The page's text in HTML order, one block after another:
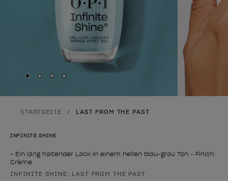
Skip to slide
Skip to slide
Skip to slide
Skip to slide
STARTSEITE LAST FROM THE PAST
INFINITE SHINE
- Ein lang haltender Lack in einem hellen blau-grau Ton - Finish:
Crème
Form des Produkts
INFINITE SHINE: LAST FROM THE PAST